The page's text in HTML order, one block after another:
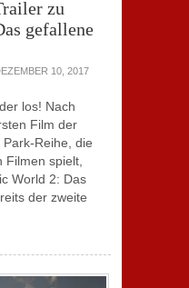
zu
gefallene
10, 2017
los! Nach
Film der
Reihe, die
Filmen spielt,
World 2: Das
der zweite